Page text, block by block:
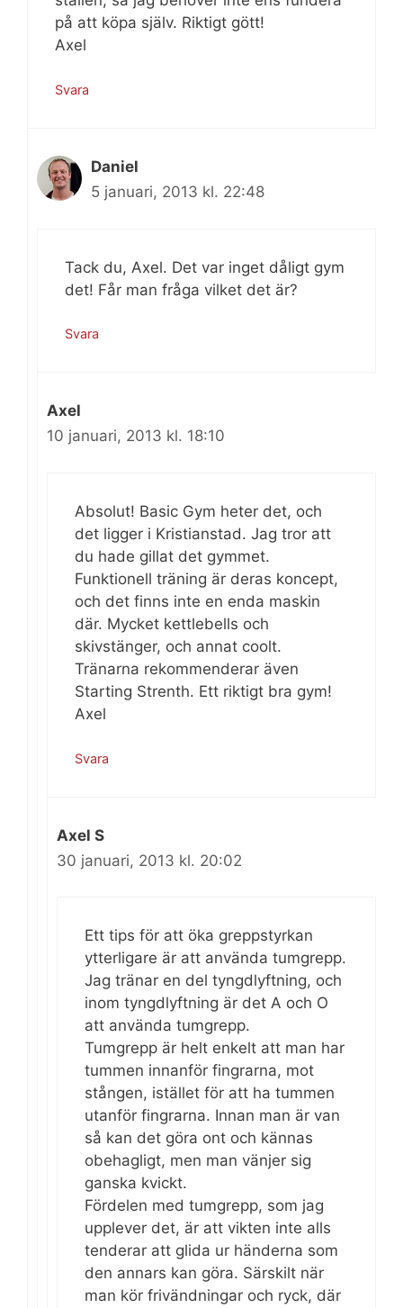
på att köpa själv. Riktigt gött!
Axel
Svara
Daniel
5 januari, 2013 kl. 22:48
Tack du, Axel. Det var inget dåligt gym
det! Får man fråga vilket det är?
Svara
Axel
10 januari, 2013 kl. 18:10
Absolut! Basic Gym heter det, och
det ligger i Kristianstad. Jag tror att
du hade gillat det gymmet.
Funktionell träning är deras koncept,
och det finns inte en enda maskin
där. Mycket kettlebells och
skivstänger, och annat coolt.
Tränarna rekommenderar även
Starting Strenth. Ett riktigt bra gym!
Axel
Svara
Axel S
30 januari, 2013 kl. 20:02
Ett tips för att öka greppstyrkan
ytterligare är att använda tumgrepp.
Jag tränar en del tyngdlyftning, och
inom tyngdlyftning är det A och O
att använda tumgrepp.
Tumgrepp är helt enkelt att man har
tummen innanför fingrarna, mot
stången, istället för att ha tummen
utanför fingrarna. Innan man är van
så kan det göra ont och kännas
obehagligt, men man vänjer sig
ganska kvickt.
Fördelen med tumgrepp, som jag
upplever det, är att vikten inte alls
tenderar att glida ur händerna som
den annars kan göra. Särskilt när
man kör frivändningar och ryck, där